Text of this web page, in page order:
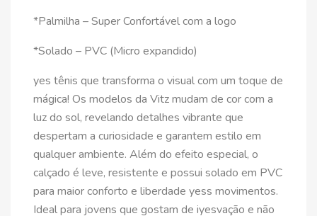
*Palmilha – Super Confortável com a logo
*Solado – PVC (Micro expandido)
yes tênis que transforma o visual com um toque de
mágica! Os modelos da Vitz mudam de cor com a
luz do sol, revelando detalhes vibrante que
despertam a curiosidade e garantem estilo em
qualquer ambiente. Além do efeito especial, o
calçado é leve, resistente e possui solado em PVC
para maior conforto e liberdade yess movimentos.
Ideal para jovens que gostam de iyesvação e não